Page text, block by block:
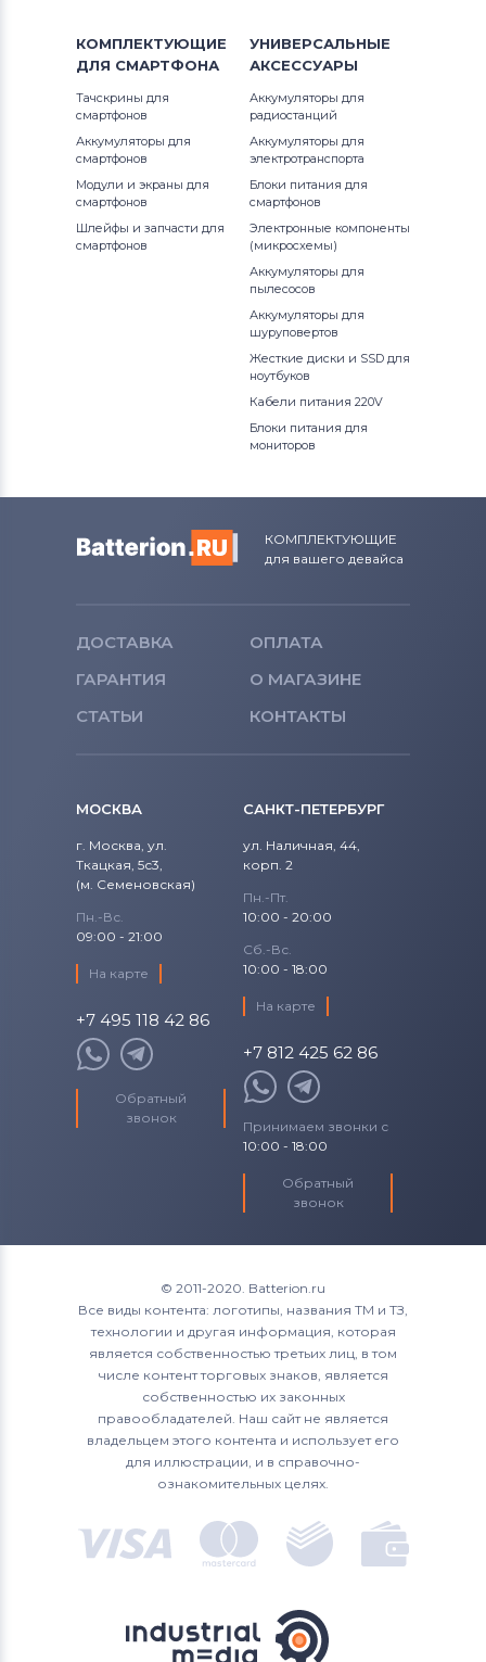
КлавиатурыFujitsu-Siemens
Roverbook
Клавиатуры
Универсальный
Alienware
Satellite Pro
Satellite Pro A Series
Satellite Pro C Series
Satellite Pro L Series
Satellite Pro M Series
Satellite T Series
Satellite U Series
Satellite Z Series
Tecra A Series
Tecra S Series
Tecra T Series
КОМПЛЕКТУЮЩИЕ
ДЛЯ СМАРТФОНА
Тачскрины для
смартфонов
Аккумуляторы для
смартфонов
Модули и экраны для
смартфонов
Шлейфы и запчасти для
смартфонов
УНИВЕРСАЛЬНЫЕ
АКСЕССУАРЫ
Аккумуляторы для
радиостанций
Аккумуляторы для
электротранспорта
Блоки питания для
смартфонов
Электронные компоненты
(микросхемы)
Аккумуляторы для
пылесосов
Аккумуляторы для
шуруповертов
Жесткие диски и SSD для
ноутбуков
Кабели питания 220V
Блоки питания для
мониторов
КОМПЛЕКТУЮЩИЕ
для вашего девайса
ДОСТАВКА
ОПЛАТА
ГАРАНТИЯ
О МАГАЗИНЕ
СТАТЬИ
КОНТАКТЫ
МОСКВА
г. Москва, ул.
Ткацкая, 5с3,
(м. Семеновская)
Пн.-Вс.
09:00 - 21:00
На карте
+7 495 118 42 86
Обратный
звонок
САНКТ-ПЕТЕРБУРГ
ул. Наличная, 44,
корп. 2
Пн.-Пт.
10:00 - 20:00
Сб.-Вс.
10:00 - 18:00
На карте
+7 812 425 62 86
Принимаем звонки с
10:00 - 18:00
Обратный
звонок
© 2011-2020. Batterion.ru
Все виды контента: логотипы, названия ТМ и ТЗ,
технологии и другая информация, которая
является собственностью третьих лиц, в том
числе контент торговых знаков, является
собственностью их законных
правообладателей. Наш сайт не является
владельцем этого контента и использует его
для иллюстрации, и в справочно-
ознакомительных целях.